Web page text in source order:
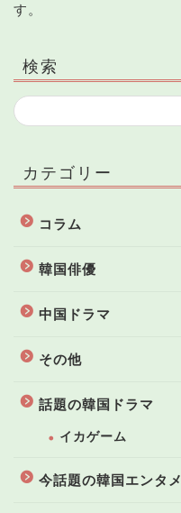
す。
検索
カテゴリー
コラム
韓国俳優
中国ドラマ
その他
話題の韓国ドラマ
イカゲーム
今話題の韓国エンタメ